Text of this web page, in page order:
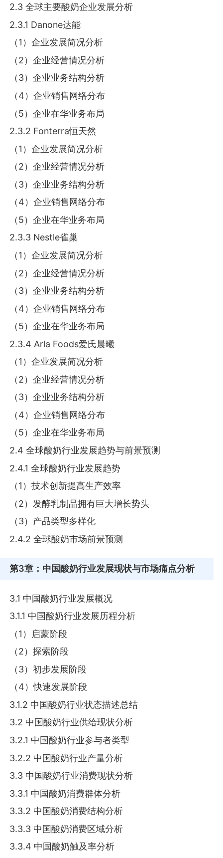
2.3 全球主要酸奶企业发展分析
2.3.1 Danone达能
（1）企业发展简况分析
（2）企业经营情况分析
（3）企业业务结构分析
（4）企业销售网络分布
（5）企业在华业务布局
2.3.2 Fonterra恒天然
（1）企业发展简况分析
（2）企业经营情况分析
（3）企业业务结构分析
（4）企业销售网络分布
（5）企业在华业务布局
2.3.3 Nestle雀巢
（1）企业发展简况分析
（2）企业经营情况分析
（3）企业业务结构分析
（4）企业销售网络分布
（5）企业在华业务布局
2.3.4 Arla Foods爱氏晨曦
（1）企业发展简况分析
（2）企业经营情况分析
（3）企业业务结构分析
（4）企业销售网络分布
（5）企业在华业务布局
2.4 全球酸奶行业发展趋势与前景预测
2.4.1 全球酸奶行业发展趋势
（1）技术创新提高生产效率
（2）发酵乳制品拥有巨大增长势头
（3）产品类型多样化
2.4.2 全球酸奶市场前景预测
第3章 ：中国酸奶行业发展现状与市场痛点分析
3.1 中国酸奶行业发展概况
3.1.1 中国酸奶行业发展历程分析
（1）启蒙阶段
（2）探索阶段
（3）初步发展阶段
（4）快速发展阶段
3.1.2 中国酸奶行业状态描述总结
3.2 中国酸奶行业供给现状分析
3.2.1 中国酸奶行业参与者类型
3.2.2 中国酸奶行业产量分析
3.3 中国酸奶行业消费现状分析
3.3.1 中国酸奶消费群体分析
3.3.2 中国酸奶消费结构分析
3.3.3 中国酸奶消费区域分析
3.3.4 中国酸奶触及率分析